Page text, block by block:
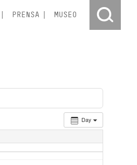
PRENSA MUSEO
Day